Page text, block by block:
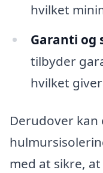
hvilket
Garanti og
tilbyder
hvilket
Derudover
med at sikre,